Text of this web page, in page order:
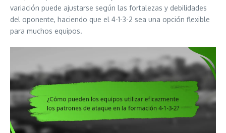
variación puede ajustarse según las fortalezas y debilidades
del oponente, haciendo que el 4-1-3-2 sea una opción flexible
para muchos equipos.